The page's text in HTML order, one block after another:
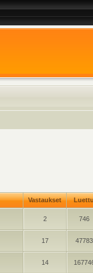
Vastaukset
2 746
17 47783
14